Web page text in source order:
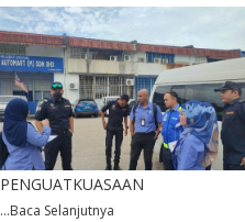
PENGUATKUASAAN
...Baca Selanjutnya